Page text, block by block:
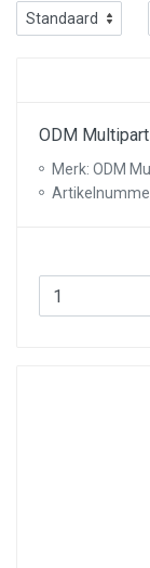
ODM
Merk: ODM